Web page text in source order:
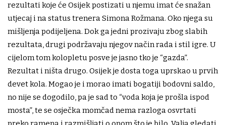
rezultati koje će Osijek postizati u njemu imat će snažan
utjecaj i na status trenera Simona Rožmana. Oko njega su
mišljenja podijeljena. Dok ga jedni prozivaju zbog slabih
rezultata, drugi podržavaju njegov način rada i stil igre. U
cijelom tom kolopletu posve je jasno tko je “gazda”.
Rezultat i ništa drugo. Osijek je dosta toga uprskao u prvih
devet kola. Mogao je i morao imati bogatiji bodovni saldo,
no nije se dogodilo, pa je sad to “voda koja je prošla ispod
mosta”, te se osječka momčad nema razloga osvrtati